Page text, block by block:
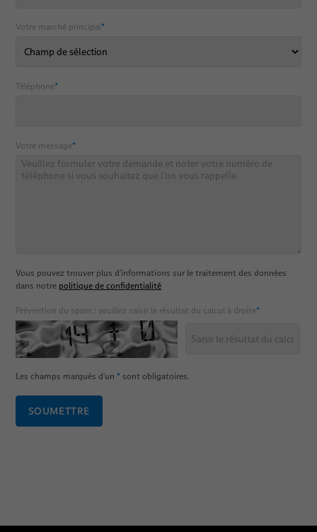
Votre marché principal*
Téléphone*
Votre message*
Vous pouvez trouver plus d'informations sur le traitement des données
dans notre politique de confidentialité
Prévention du spam : veuillez saisir le résultat du calcul à droite*
Les champs marqués d'un * sont obligatoires.
SOUMETTRE